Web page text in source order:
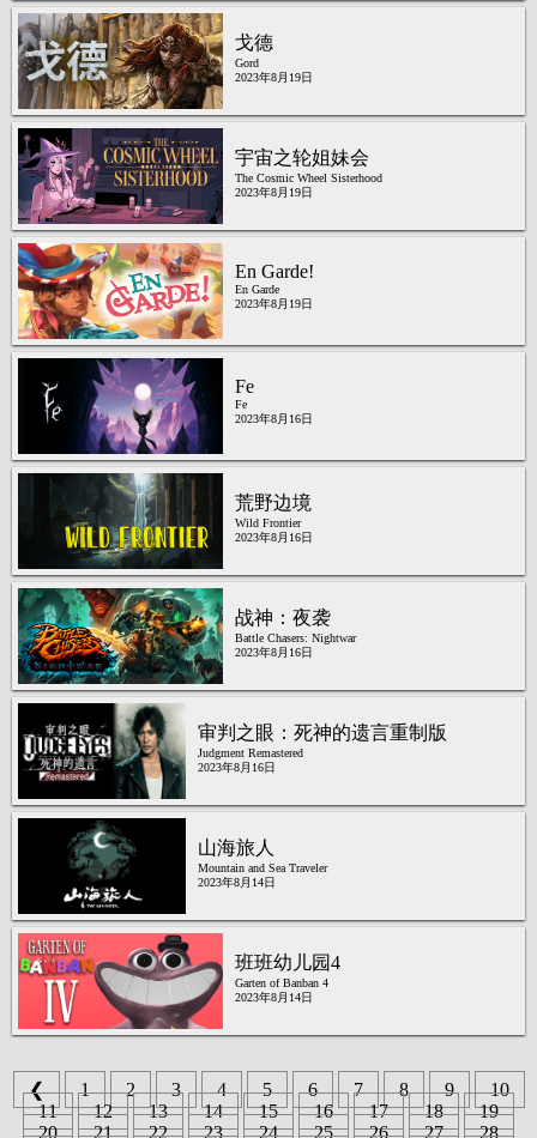
戈德
Gord
2023年8月19日
宇宙之轮姐妹会
The Cosmic Wheel Sisterhood
2023年8月19日
En Garde!
En Garde
2023年8月19日
Fe
Fe
2023年8月16日
荒野边境
Wild Frontier
2023年8月16日
战神：夜袭
Battle Chasers: Nightwar
2023年8月16日
审判之眼：死神的遗言重制版
Judgment Remastered
2023年8月16日
山海旅人
Mountain and Sea Traveler
2023年8月14日
班班幼儿园4
Garten of Banban 4
2023年8月14日
❮ 1 2 3 4 5 6 7 8 9
10
11
12 13 14 15 16 17 18
19
20
21 22 23 24 25 26 27 28